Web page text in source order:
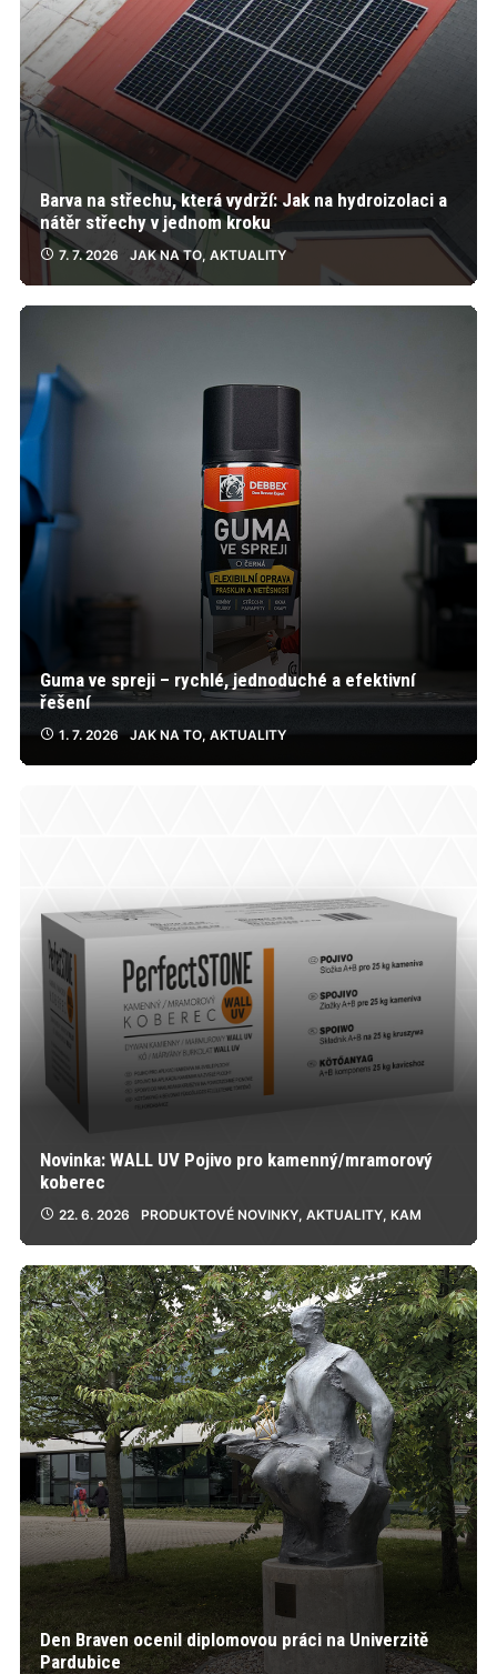
Barva na střechu, která vydrží: Jak na hydroizolaci a
nátěr střechy v jednom kroku
7. 7. 2026 JAK NA TO, AKTUALITY
Guma ve spreji – rychlé, jednoduché a efektivní
řešení
1. 7. 2026 JAK NA TO, AKTUALITY
Novinka: WALL UV Pojivo pro kamenný/mramorový
koberec
22. 6. 2026 PRODUKTOVÉ NOVINKY, AKTUALITY, KAM
Den Braven ocenil diplomovou práci na Univerzitě
Pardubice